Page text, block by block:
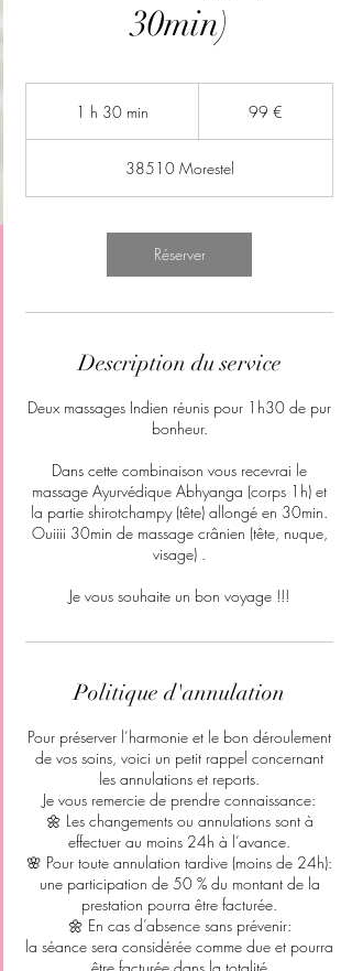
30min)
1 h 30 min
m
i
99 €
38510 Morestel
Réserver
Description du service
Deux massages Indien réunis pour 1h30 de pur
bonheur.
Dans cette combinaison vous recevrai le
massage Ayurvédique Abhyanga (corps 1h) et
la partie shirotchampy (tête) allongé en 30min.
Ouiiii 30min de massage crânien (tête, nuque,
visage) .
Je vous souhaite un bon voyage !!!
Politique d'annulation
Pour préserver l’harmonie et le bon déroulement
de vos soins, voici un petit rappel concernant
les annulations et reports.
Je vous remercie de prendre connaissance:
🌼 Les changements ou annulations sont à
effectuer au moins 24h à l’avance.
🌸 Pour toute annulation tardive (moins de 24h):
une participation de 50 % du montant de la
prestation pourra être facturée.
🌼 En cas d’absence sans prévenir:
la séance sera considérée comme due et pourra
être facturée dans la totalité